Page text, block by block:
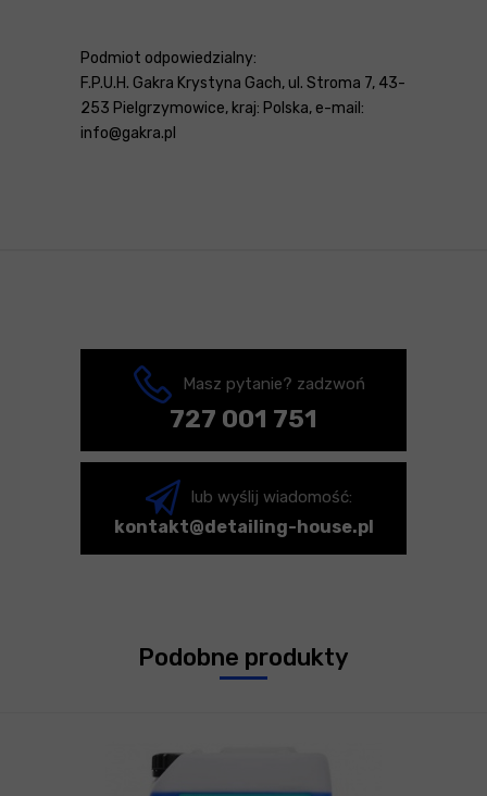
Podmiot odpowiedzialny:
F.P.U.H. Gakra Krystyna Gach, ul. Stroma 7, 43-
253 Pielgrzymowice, kraj: Polska, e-mail:
info@gakra.pl
Masz pytanie? zadzwoń
727 001 751
lub wyślij wiadomość:
kontakt@detailing-house.pl
Podobne produkty